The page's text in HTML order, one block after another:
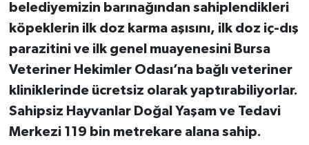
belediyemizin barınağından sahiplendikleri
köpeklerin ilk doz karma aşısını, ilk doz iç-dış
parazitini ve ilk genel muayenesini Bursa
Veteriner Hekimler Odası’na bağlı veteriner
kliniklerinde ücretsiz olarak yaptırabiliyorlar.
Sahipsiz Hayvanlar Doğal Yaşam ve Tedavi
Merkezi 119 bin metrekare alana sahip.